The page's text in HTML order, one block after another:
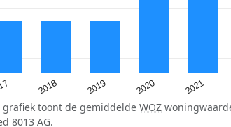
2018 2019 2020 2021
grafiek toont de gemiddelde WOZ
8013 AG.